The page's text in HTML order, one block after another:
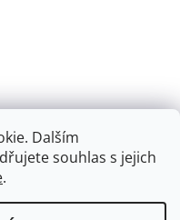
Dalším
souhlas s jejich
.